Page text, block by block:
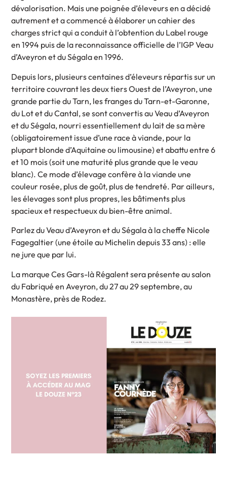
dévalorisation. Mais une poignée d’éleveurs en a décidé
autrement et a commencé à élaborer un cahier des
charges strict qui a conduit à l’obtention du Label rouge
en 1994 puis de la reconnaissance officielle de l’IGP Veau
d’Aveyron et du Ségala en 1996.
Depuis lors, plusieurs centaines d’éleveurs répartis sur un
territoire couvrant les deux tiers Ouest de l’Aveyron, une
grande partie du Tarn, les franges du Tarn-et-Garonne,
du Lot et du Cantal, se sont convertis au Veau d’Aveyron
et du Ségala, nourri essentiellement du lait de sa mère
(obligatoirement issue d’une race à viande, pour la
plupart blonde d’Aquitaine ou limousine) et abattu entre 6
et 10 mois (soit une maturité plus grande que le veau
blanc). Ce mode d’élevage confère à la viande une
couleur rosée, plus de goût, plus de tendreté. Par ailleurs,
les élevages sont plus propres, les bâtiments plus
spacieux et respectueux du bien-être animal.
Parlez du Veau d’Aveyron et du Ségala à la cheffe Nicole
Fagegaltier (une étoile au Michelin depuis 33 ans) : elle
ne jure que par lui.
La marque Ces Gars-là Régalent sera présente au salon
du Fabriqué en Aveyron, du 27 au 29 septembre, au
Monastère, près de Rodez.